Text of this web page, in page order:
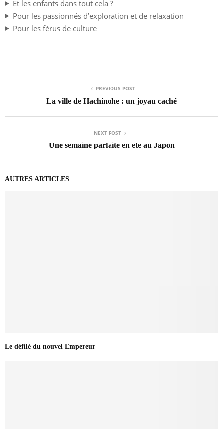
Et les enfants dans tout cela ?
Pour les passionnés d’exploration et de relaxation
Pour les férus de culture
PREVIOUS POST
La ville de Hachinohe : un joyau caché
NEXT POST
Une semaine parfaite en été au Japon
AUTRES ARTICLES
Le défilé du nouvel Empereur